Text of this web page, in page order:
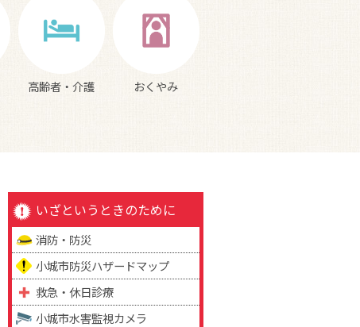
高齢者・介護 おくやみ
いざというときのために
消防・防災
小城市防災ハザードマップ
救急・休日診療
小城市水害監視カメラ